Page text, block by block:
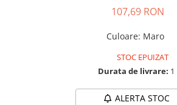
107,69 RON
Culoare: Maro
STOC EPUIZAT
Durata de livrare: 1
ALERTA STOC